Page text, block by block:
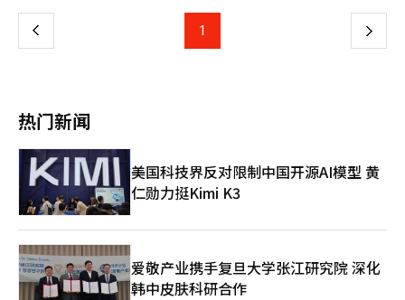
示，将继续开发基于科学证据的感染管理解决方案。◆突破PARP
限制，Onconic Therapeutics在AACR上展示Nesuparib非临床成
临床二期试验。研究显示其在小细胞肺癌和胰腺癌中具有显著的抑
制效果。该药物结合了Tankyrase抑制，调节Wnt和Hippo信号通
路，展示了不依赖特定基因变异的治疗潜力。Onconic
Therapeutics表示，Nesuparib已在四种适应症中进入临床二
期，并在三种癌症中获得FDA孤儿药资格。◆东亚制药接待意大利
经济代表团，扩大全球合作东亚制药宣布，意大利工业总联合会代
表团访问了其松岛研究所。Confindustria是意大利最大的经济团
体，此次访问旨在了解韩国创新产业生态系统。东亚制药展示了其
研发设施和生产基础设施，并介绍了全球市场战略。东亚制药表
示，此次访问为与意大利工业界的合作奠定了基础，将继续推动全
球合作伙伴关系。※ 本报道经人工智能（AI）系统翻译与编辑。
上 1 下
热门新闻
美国科技界反对限制中国开源AI模型 黄
仁勋力挺Kimi K3
爱敬产业携手复旦大学张江研究院 深化
韩中皮肤科研合作